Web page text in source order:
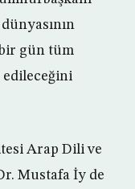
gün tüm
Arap Dili ve
Mustafa İy de